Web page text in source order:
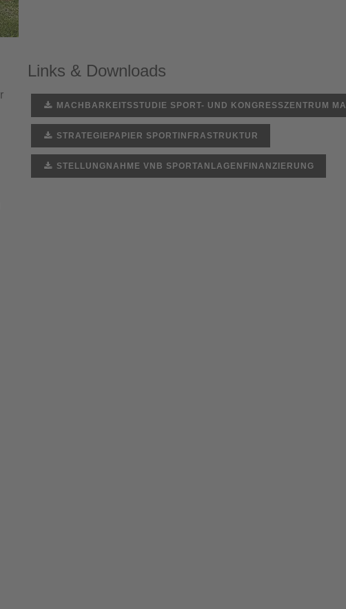
Links & Downloads
MACHBARKEITSSTUDIE SPORT- UND KONGRESSZENTRUM
STRATEGIEPAPIER SPORTINFRASTRUKTUR
STELLUNGNAHME VNB SPORTANLAGENFINANZIERUNG